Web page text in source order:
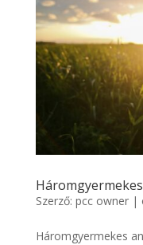
Szerző: pcc owner|
Háromgyermekes